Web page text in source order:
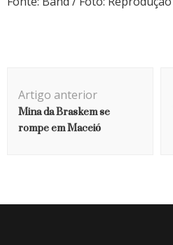
de
post
Artigo anterior
Mina da Braskem se
rompe em Maceió